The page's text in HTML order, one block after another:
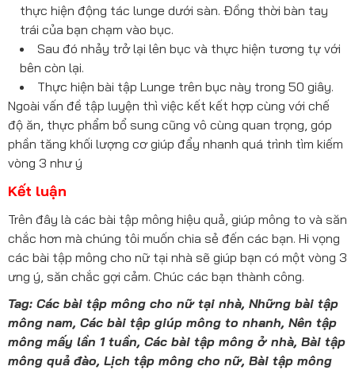
thực hiện động tác lunge dưới sàn. Đồng thời bàn tay
trái của bạn chạm vào bục.
Sau đó nhảy trở lại lên bục và thực hiện tương tự với
bên còn lại.
Thực hiện bài tập Lunge trên bục này trong 50 giây.
Ngoài vấn đề tập luyện thì việc kết kết hợp cùng với chế
độ ăn, thực phẩm bổ sung cũng vô cùng quan trọng, góp
phần tăng khối lượng cơ giúp đẩy nhanh quá trình tìm kiếm
vòng 3 như ý
Kết luận
Trên đây là các bài tập mông hiệu quả, giúp mông to và săn
chắc hơn mà chúng tôi muốn chia sẻ đến các bạn. Hi vọng
các bài tập mông cho nữ tại nhà sẽ giúp bạn có một vòng 3
ưng ý, săn chắc gợi cảm. Chúc các bạn thành công.
Tag: Các bài tập mông cho nữ tại nhà, Những bài tập
mông nam, Các bài tập giúp mông to nhanh, Nên tập
mông mấy lần 1 tuần, Các bài tập mông ở nhà, Bài tập
mông quả đào, Lịch tập mông cho nữ, Bài tập mông